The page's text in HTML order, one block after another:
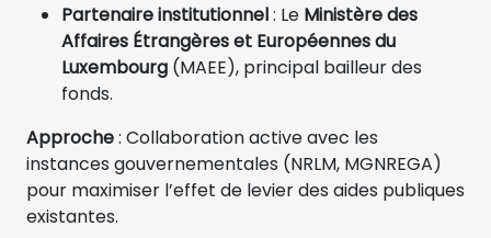
Partenaire institutionnel: Le Ministère des
Affaires Étrangères et Européennes du
Luxembourg (MAEE), principal bailleur des
fonds.
Approche: Collaboration active avec les
instances gouvernementales (NRLM, MGNREGA)
pour maximiser l’effet de levier des aides publiques
existantes.